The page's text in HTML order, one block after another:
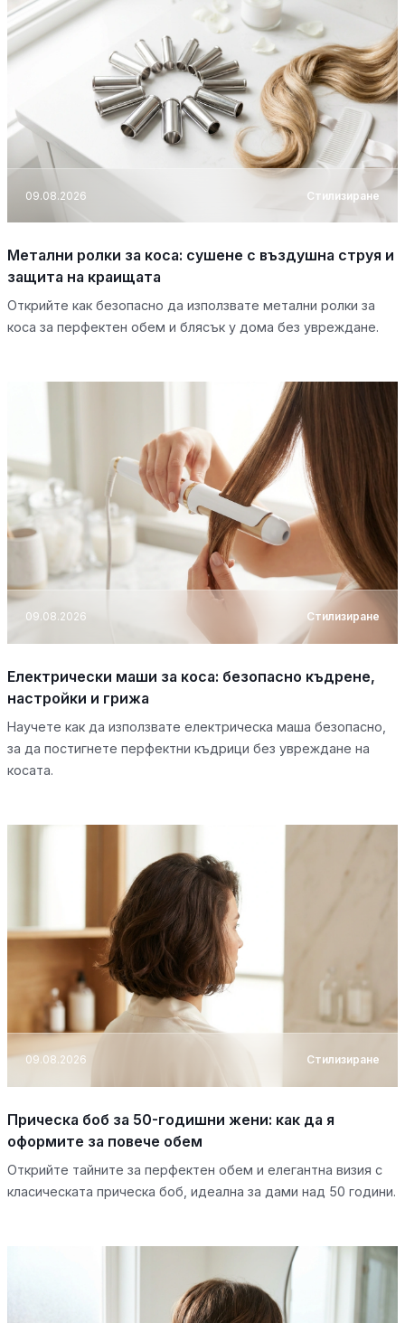
09.08.2026 Стилизиране
Метални ролки за коса: сушене с въздушна струя и
защита на краищата
Открийте как безопасно да използвате метални ролки за
коса за перфектен обем и блясък у дома без увреждане.
09.08.2026 Стилизиране
Електрически маши за коса: безопасно къдрене,
настройки и грижа
Научете как да използвате електрическа маша безопасно,
за да постигнете перфектни къдрици без увреждане на
косата.
09.08.2026 Стилизиране
Прическа боб за 50-годишни жени: как да я
оформите за повече обем
Открийте тайните за перфектен обем и елегантна визия с
класическата прическа боб, идеална за дами над 50 години.